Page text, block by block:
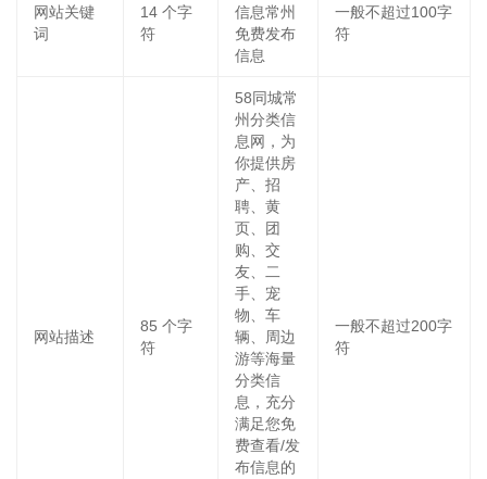
网站关键
词
14 个字
符
信息常州
免费发布
信息
一般不超过100字
符
网站描述
85 个字
符
58同城常
州分类信
息网，为
你提供房
产、招
聘、黄
页、团
购、交
友、二
手、宠
物、车
辆、周边
游等海量
分类信
息，充分
满足您免
费查看/发
布信息的
一般不超过200字
符